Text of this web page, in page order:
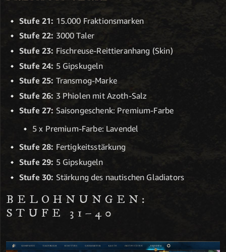
Stufe 21: 15.000 Fraktionsmarken
Stufe 22: 3000 Taler
Stufe 23: Fischreuse-Reittieranhang (Skin)
Stufe 24: 5 Gipskugeln
Stufe 25: Transmog-Marke
Stufe 26: 3 Phiolen mit Azoth-Salz
Stufe 27: Saisongeschenk: Premium-Farbe
5 x Premium-Farbe: Lavendel
Stufe 28: Fertigkeitsstärkung
Stufe 29: 5 Gipskugeln
Stufe 30: Stärkung des nautischen Gladiators
BELOHNUNGEN:
STUFE 31–40